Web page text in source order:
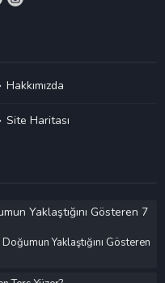
Hakkımızda
Site Haritası
Yaklaştığını Gösteren